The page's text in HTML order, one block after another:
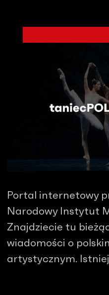
Portal internetowy
Narodowy Instytut
Znajdziecie tu
wiadomości o
artystycznym.